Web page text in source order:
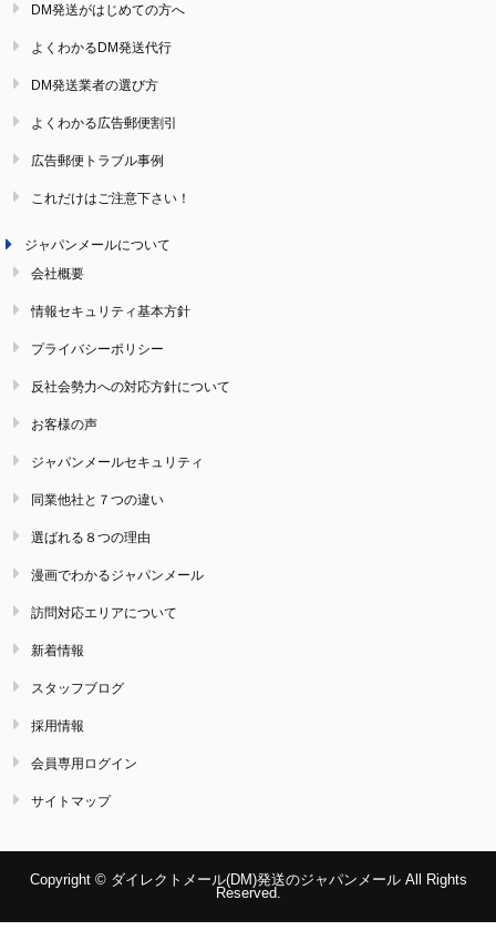
DM発送がはじめての方へ
よくわかるDM発送代行
DM発送業者の選び方
よくわかる広告郵便割引
広告郵便トラブル事例
これだけはご注意下さい！
ジャパンメールについて
会社概要
情報セキュリティ基本方針
プライバシーポリシー
反社会勢力への対応方針について
お客様の声
ジャパンメールセキュリティ
同業他社と７つの違い
選ばれる８つの理由
漫画でわかるジャパンメール
訪問対応エリアについて
新着情報
スタッフブログ
採用情報
会員専用ログイン
サイトマップ
Copyright © ダイレクトメール(DM)発送のジャパンメール All Rights
Reserved.